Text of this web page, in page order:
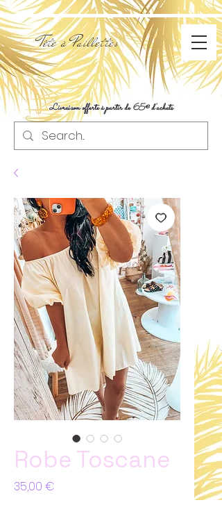
Tête à Paillettes
Livraison offerte à partir de 65€ d'achats
Robe Toscane
35,00 €